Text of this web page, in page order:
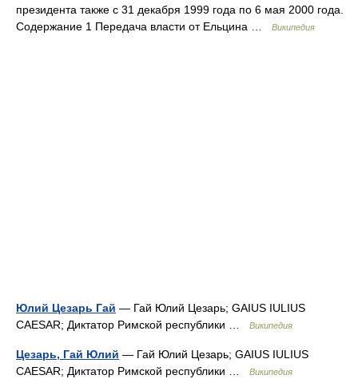
президента также с 31 декабря 1999 года по 6 мая 2000 года.
Содержание 1 Передача власти от Ельцина …
Википедия
Юлий Цезарь Гай — Гай Юлий Цезарь; GAIUS IULIUS
CAESAR; Диктатор Римской республики …
Википедия
Цезарь, Гай Юлий — Гай Юлий Цезарь; GAIUS IULIUS
CAESAR; Диктатор Римской республики …
Википедия